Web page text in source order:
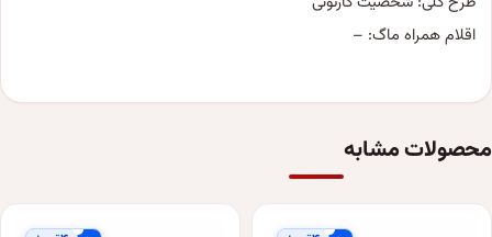
اقلام همراه ماگ: –
محصولات مشابه